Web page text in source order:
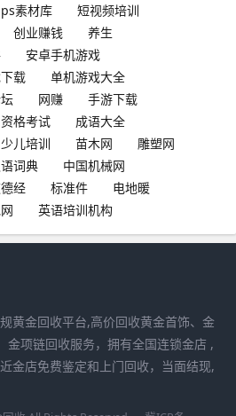
ps素材库
短视频培训
创业赚钱
养生
安卓手机游戏
载
单机游戏大全
网赚
手游下载
资格考试
成语大全
少儿培训 苗木网
雕塑网
词典
中国机械网
经 标准件
电地暖
英语培训机构
黄金回收平台,高价回收黄金首饰、金
金项链回收服务，拥有全国连锁金店 ,
金店免费鉴定和上门回收，当面结现,